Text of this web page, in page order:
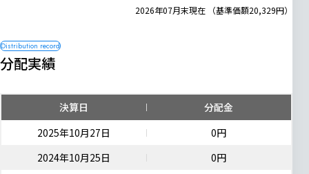
2026年07月末現在 （基準価額20,329円）
分配実績
決算日
分配金
2025年10月27日
0円
2024年10月25日
0円